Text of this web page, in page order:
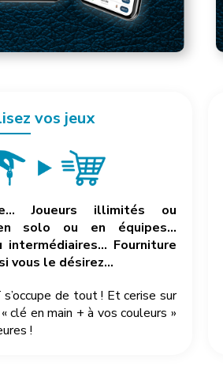
vos jeux
Joueurs illimités ou
solo ou en équipes…
Fourniture
vous le désirez…
de tout ! Et cerise sur
en main + à vos couleurs »
!